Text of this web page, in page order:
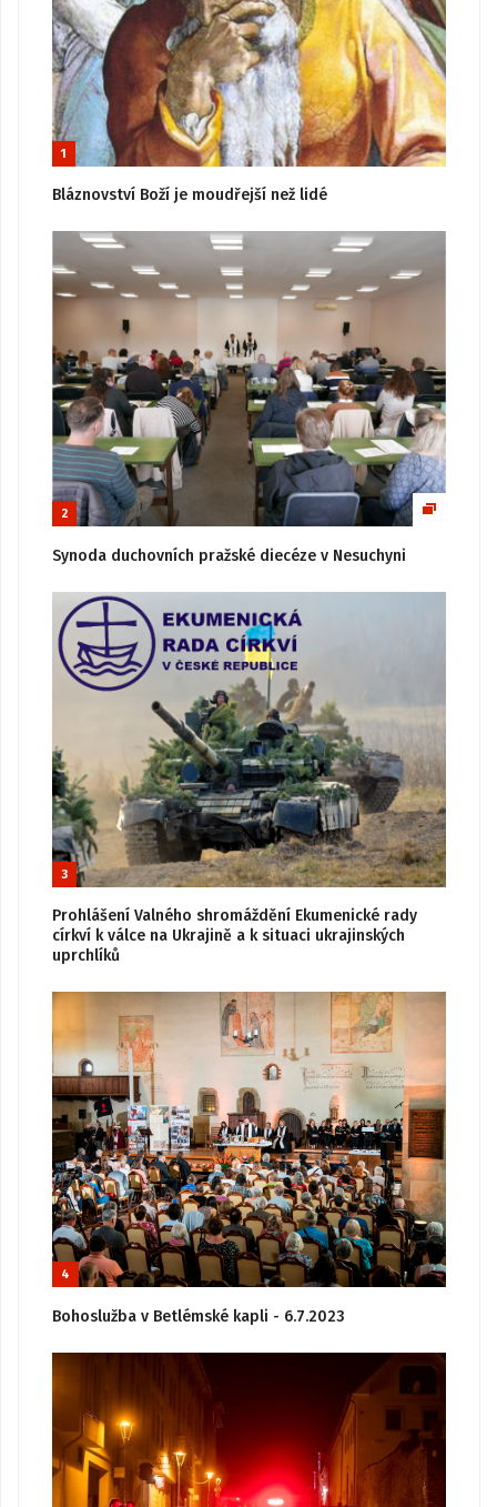
1
Bláznovství Boží je moudřejší než lidé
2
Synoda duchovních pražské diecéze v Nesuchyni
3
Prohlášení Valného shromáždění Ekumenické rady
církví k válce na Ukrajině a k situaci ukrajinských
uprchlíků
4
Bohoslužba v Betlémské kapli - 6.7.2023